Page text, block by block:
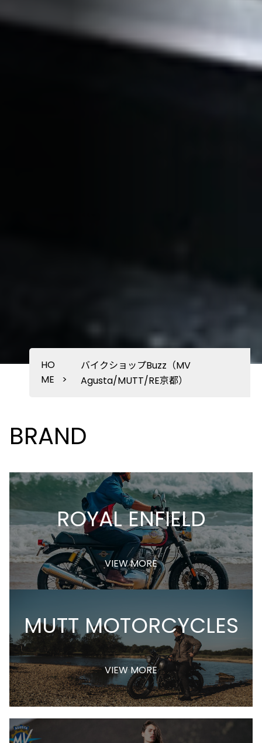
HO
ME
>
バイクショップBuzz（MV
Agusta/MUTT/RE京都）
BRAND
ROYAL ENFIELD
VIEW MORE
MUTT MOTORCYCLES
VIEW MORE